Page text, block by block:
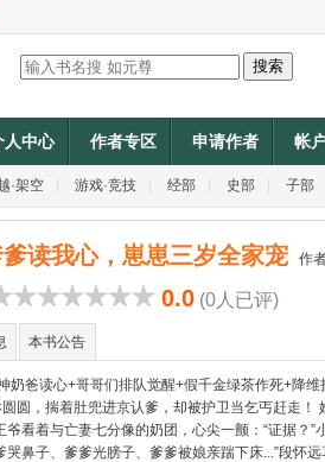
人中心 作者专区 申请作者 帐
·架空 游戏·竞技 经部 史部 子部
读我心，崽崽三岁全家宠 作
0.0 (0人已评)
本书公告
奶爸读心+哥哥们排队觉醒+假千金绿茶作死+降
圆，揣着肚兜进京认爹，却被护卫当乞丐赶走！
爷看着与亡妻七分像的奶团，心尖一颤：“证据？”
哭鼻子、爹爹光膀子、爹爹被娘亲踹下床...”段怀